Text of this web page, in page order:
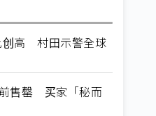
创高 村田示警全球
售罄 买家「秘而